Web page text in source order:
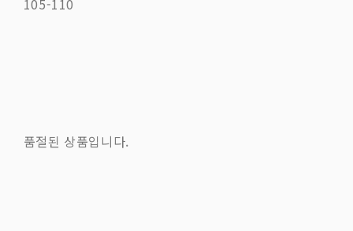
105-110
품절된 상품입니다.